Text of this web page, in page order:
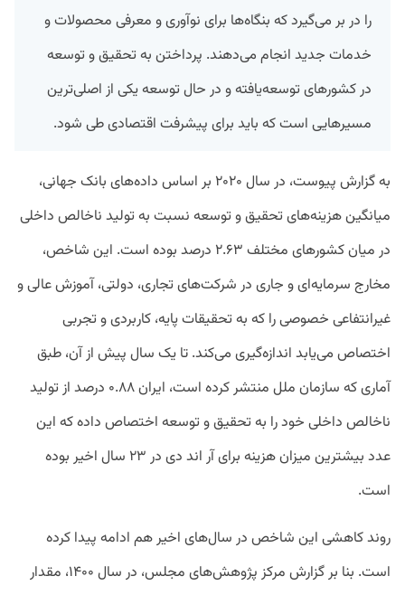
را در بر می‌گیرد که بنگاه‌ها برای نوآوری و معرفی محصولات و
خدمات جدید انجام می‌دهند. پرداختن به تحقیق و توسعه
در کشورهای توسعه‌یافته و در حال توسعه یکی از اصلی‌ترین
مسیرهایی است که باید برای پیشرفت اقتصادی طی شود.
به گزارش پیوست، در سال ۲۰۲۰ بر اساس داده‌های بانک جهانی،
میانگین هزینه‌های تحقیق و توسعه نسبت به تولید ناخالص داخلی
در میان کشورهای مختلف ۲.۶۳ درصد بوده است. این شاخص،
مخارج سرمایه‌ای و جاری در شرکت‌های تجاری، دولتی، آموزش عالی و
غیرانتفاعی خصوصی را که به تحقیقات پایه، کاربردی و تجربی
اختصاص می‌یابد اندازه‌گیری می‌کند. تا یک سال پیش از آن، طبق
آماری که سازمان ملل منتشر کرده است، ایران ۰.۸۸ درصد از تولید
ناخالص داخلی خود را به تحقیق و توسعه اختصاص داده که این
عدد بیشترین میزان هزینه برای آر اند دی در ۲۳ سال اخیر بوده
است.
روند کاهشی این شاخص در سال‌های اخیر هم ادامه پیدا کرده
است. بنا بر گزارش مرکز پژوهش‌های مجلس، در سال ۱۴۰۰، مقدار